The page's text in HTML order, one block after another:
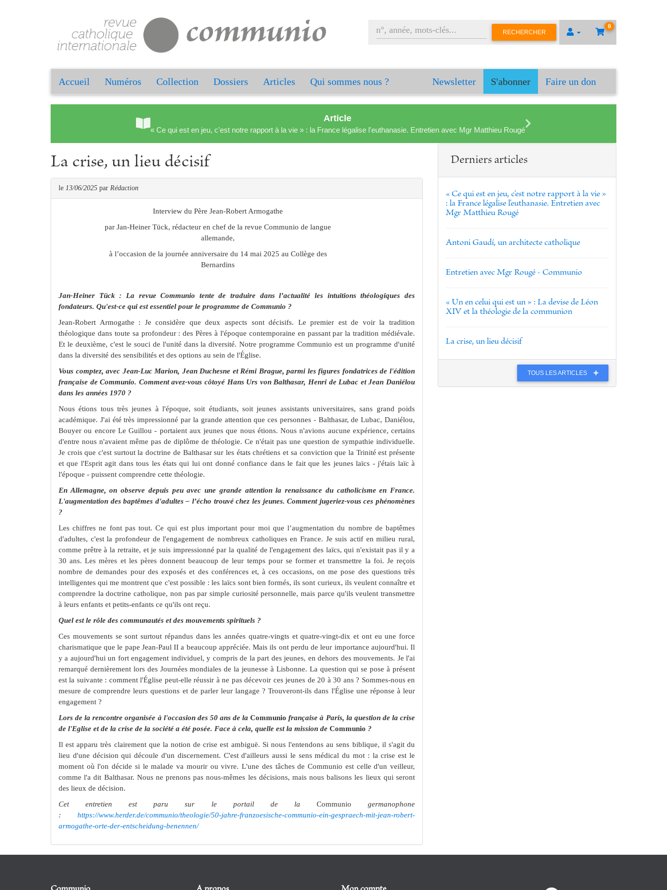
0
RECHERCHER
Accueil Numéros Collection Dossiers Articles Qui sommes nous ? Newsletter S'abonner Faire un don
Article
« Ce qui est en jeu, c'est notre rapport à la vie » : la France légalise l'euthanasie. Entretien avec Mgr Matthieu Rougé
La crise, un lieu décisif
le 13/06/2025 par Rédaction
Interview du Père Jean-Robert Armogathe
par Jan-Heiner Tück, rédacteur en chef de la revue Communio de langue
allemande,
à l’occasion de la journée anniversaire du 14 mai 2025 au Collège des
Bernardins
Jan-Heiner Tück : La revue Communio tente de traduire dans l’actualité les intuitions théologiques des
fondateurs. Qu'est-ce qui est essentiel pour le programme de Communio ?
Jean-Robert Armogathe : Je considère que deux aspects sont décisifs. Le premier est de voir la tradition
théologique dans toute sa profondeur : des Pères à l'époque contemporaine en passant par la tradition médiévale.
Et le deuxième, c'est le souci de l'unité dans la diversité. Notre programme Communio est un programme d'unité
dans la diversité des sensibilités et des options au sein de l'Église.
Vous comptez, avec Jean-Luc Marion, Jean Duchesne et Rémi Brague, parmi les figures fondatrices de l'édition
française de Communio. Comment avez-vous côtoyé Hans Urs von Balthasar, Henri de Lubac et Jean Daniélou
dans les années 1970 ?
Nous étions tous très jeunes à l'époque, soit étudiants, soit jeunes assistants universitaires, sans grand poids
académique. J'ai été très impressionné par la grande attention que ces personnes - Balthasar, de Lubac, Daniélou,
Bouyer ou encore Le Guillou - portaient aux jeunes que nous étions. Nous n'avions aucune expérience, certains
d'entre nous n'avaient même pas de diplôme de théologie. Ce n'était pas une question de sympathie individuelle.
Je crois que c'est surtout la doctrine de Balthasar sur les états chrétiens et sa conviction que la Trinité est présente
et que l'Esprit agit dans tous les états qui lui ont donné confiance dans le fait que les jeunes laïcs - j'étais laïc à
l'époque - puissent comprendre cette théologie.
En Allemagne, on observe depuis peu avec une grande attention la renaissance du catholicisme en France.
L'augmentation des baptêmes d'adultes – l’écho trouvé chez les jeunes. Comment jugeriez-vous ces phénomènes
?
Les chiffres ne font pas tout. Ce qui est plus important pour moi que l’augmentation du nombre de baptêmes
d'adultes, c'est la profondeur de l'engagement de nombreux catholiques en France. Je suis actif en milieu rural,
comme prêtre à la retraite, et je suis impressionné par la qualité de l'engagement des laïcs, qui n'existait pas il y a
30 ans. Les mères et les pères donnent beaucoup de leur temps pour se former et transmettre la foi. Je reçois
nombre de demandes pour des exposés et des conférences et, à ces occasions, on me pose des questions très
intelligentes qui me montrent que c'est possible : les laïcs sont bien formés, ils sont curieux, ils veulent connaître et
comprendre la doctrine catholique, non pas par simple curiosité personnelle, mais parce qu'ils veulent transmettre
à leurs enfants et petits-enfants ce qu'ils ont reçu.
Quel est le rôle des communautés et des mouvements spirituels ?
Ces mouvements se sont surtout répandus dans les années quatre-vingts et quatre-vingt-dix et ont eu une force
charismatique que le pape Jean-Paul II a beaucoup appréciée. Mais ils ont perdu de leur importance aujourd'hui. Il
y a aujourd'hui un fort engagement individuel, y compris de la part des jeunes, en dehors des mouvements. Je l'ai
remarqué dernièrement lors des Journées mondiales de la jeunesse à Lisbonne. La question qui se pose à présent
est la suivante : comment l'Église peut-elle réussir à ne pas décevoir ces jeunes de 20 à 30 ans ? Sommes-nous en
mesure de comprendre leurs questions et de parler leur langage ? Trouveront-ils dans l'Église une réponse à leur
engagement ?
Lors de la rencontre organisée à l'occasion des 50 ans de laCommunio française à Paris, la question de la crise
de l'Eglise et de la crise de la société a été posée. Face à cela, quelle est la mission de Communio ?
Il est apparu très clairement que la notion de crise est ambiguë. Si nous l'entendons au sens biblique, il s'agit du
lieu d'une décision qui découle d'un discernement. C'est d'ailleurs aussi le sens médical du mot : la crise est le
moment où l'on décide si le malade va mourir ou vivre. L'une des tâches de Communio est celle d'un veilleur,
comme l'a dit Balthasar. Nous ne prenons pas nous-mêmes les décisions, mais nous balisons les lieux qui seront
des lieux de décision.
Cet entretien est paru sur le portail de la Communio germanophone
: https://www.herder.de/communio/theologie/50-jahre-franzoesische-communio-ein-gespraech-mit-jean-robert-
armogathe-orte-der-entscheidung-benennen/
Derniers articles
« Ce qui est en jeu, c'est notre rapport à la vie »
: la France légalise l'euthanasie. Entretien avec
Mgr Matthieu Rougé
Antoni Gaudí, un architecte catholique
Entretien avec Mgr Rougé - Communio
« Un en celui qui est un » : La devise de Léon
XIV et la théologie de la communion
La crise, un lieu décisif
TOUS LES ARTICLES